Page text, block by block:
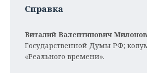
Справка
Виталий Валентинович Милонов
Государственной Думы РФ;
«Реального времени».